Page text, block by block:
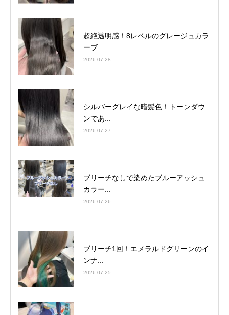
超絶透明感！8レベルのグレージュカラ
ーブ...
2026.07.28
シルバーグレイな暗髪色！トーンダウ
ンであ...
2026.07.27
ブリーチなしで染めたブルーアッシュ
カラー...
2026.07.26
ブリーチ1回！エメラルドグリーンのイ
ンナ...
2026.07.25